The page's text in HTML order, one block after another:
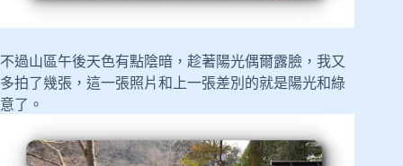
不過山區午後天色有點陰暗，趁著陽光偶爾露臉，我又
多拍了幾張，這一張照片和上一張差別的就是陽光和綠
意了。